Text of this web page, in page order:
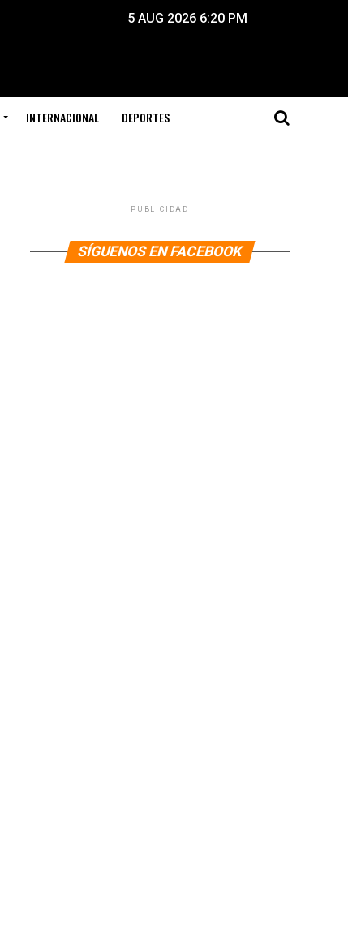
5 AUG 2026 6:20 PM
INTERNACIONAL DEPORTES
PUBLICIDAD
SÍGUENOS EN FACEBOOK